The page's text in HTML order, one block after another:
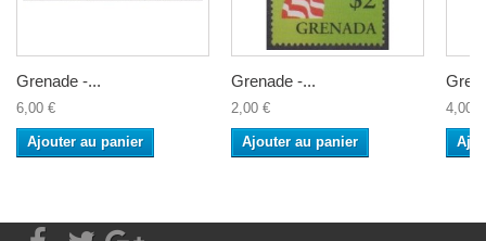
Grenade -...
6,00 €
Ajouter au panier
Grenade -...
2,00 €
Ajouter au panier
4,00 €